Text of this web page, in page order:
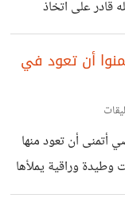
قادر على اتخاذ
يكون أفضل وقت
وفي نفس الوقت
مع وجود تحديات
أصغر. أنا بالنسبه
سنوات عديدة
العريقة كمدير
أن تعود في
أتمنى أن تعود منها
وطيدة وراقية يملأها
عليه وسلم وذكرت